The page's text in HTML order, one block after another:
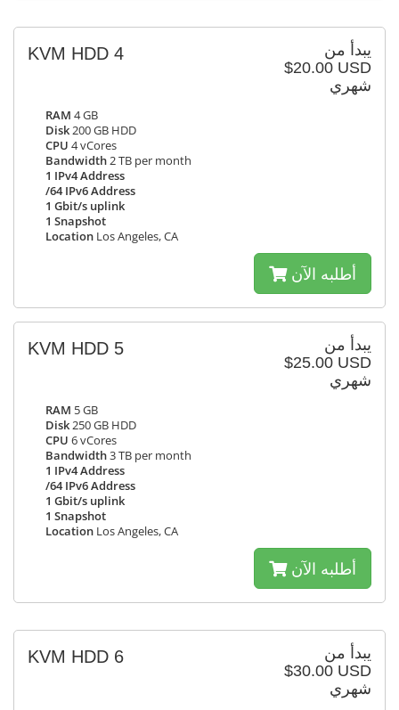
يبدأ من
$20.00 USD
شهري
KVM HDD 4
RAM 4 GB
Disk200 GB HDD
CPU 4 vCores
Bandwidth2 TB per month
1 IPv4 Address
/64 IPv6 Address
1 Gbit/s uplink
1 Snapshot
Location Los Angeles, CA
أطلبه الآن
يبدأ من
$25.00 USD
شهري
KVM HDD 5
RAM 5 GB
Disk250 GB HDD
CPU 6 vCores
Bandwidth3 TB per month
1 IPv4 Address
/64 IPv6 Address
1 Gbit/s uplink
1 Snapshot
Location Los Angeles, CA
أطلبه الآن
يبدأ من
$30.00 USD
شهري
KVM HDD 6